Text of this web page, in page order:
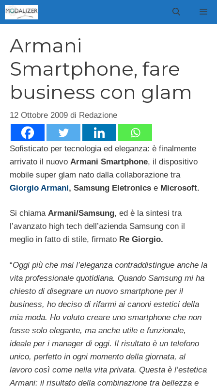
Vai
al
Armani
Smartphone, fare
business con glam
12 Ottobre 2009 di Redazione
Sofisticato per tecnologia ed eleganza: è finalmente
arrivato il nuovo Armani Smartphone, il dispositivo
mobile super glam nato dalla collaborazione tra
Giorgio Armani, Samsung Eletronics e Microsoft.
Si chiama Armani/Samsung, ed è la sintesi tra
l’avanzato high tech dell’azienda Samsung con il
meglio in fatto di stile, firmato Re Giorgio.
“Oggi più che mai l’eleganza contraddistingue anche la
vita professionale quotidiana. Quando Samsung mi ha
chiesto di disegnare un nuovo smartphone per il
business, ho deciso di rifarmi ai canoni estetici della
mia moda. Ho voluto creare uno smartphone che non
fosse solo elegante, ma anche utile e funzionale,
ideale per i manager di oggi. Il risultato è un telefono
unico, perfetto in ogni momento della giornata, al
lavoro così come nella vita privata. Questa è l’estetica
Armani: il risultato della combinazione tra bellezza e